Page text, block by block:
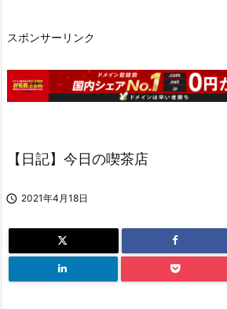
スポンサーリンク
【日記】今日の喫茶店
 2021年4月18日